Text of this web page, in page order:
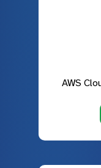
AWS